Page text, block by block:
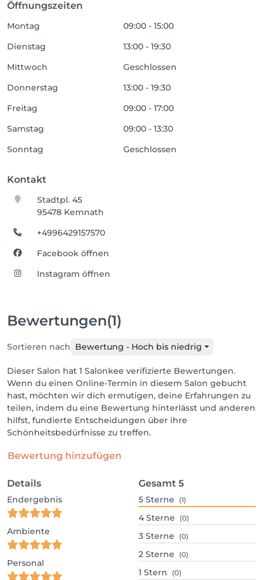
Öffnungszeiten
Montag
09:00 - 15:00
Dienstag
13:00 - 19:30
Mittwoch
Geschlossen
Donnerstag
13:00 - 19:30
Freitag
09:00 - 17:00
Samstag
09:00 - 13:30
Sonntag
Geschlossen
Kontakt
Stadtpl. 45
95478 Kemnath
+4996429157570
Facebook öffnen
Instagram öffnen
Bewertungen(1)
Sortieren nach Bewertung - Hoch bis niedrig
Dieser Salon hat 1 Salonkee verifizierte Bewertungen.
Wenn du einen Online-Termin in diesem Salon gebucht
hast, möchten wir dich ermutigen, deine Erfahrungen zu
teilen, indem du eine Bewertung hinterlässt und anderen
hilfst, fundierte Entscheidungen über ihre
Schönheitsbedürfnisse zu treffen.
Bewertung hinzufügen
Details
Endergebnis
Ambiente
Personal
Gesamt 5
5 Sterne (1)
4 Sterne (0)
3 Sterne (0)
2 Sterne (0)
1 Stern (0)